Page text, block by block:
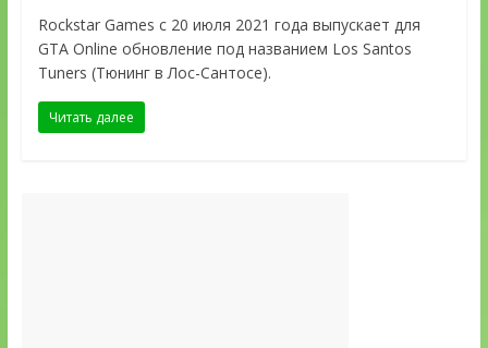
Rockstar Games с 20 июля 2021 года выпускает для
GTA Online обновление под названием Los Santos
Tuners (Тюнинг в Лос-Сантосе).
Читать далее